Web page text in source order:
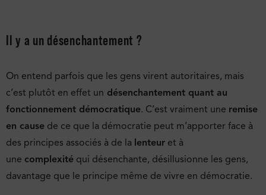
Il y a un désenchantement ?
On entend parfois que les gens virent autoritaires, mais
c’est plutôt en effet un désenchantement quant au
fonctionnement démocratique. C’est vraiment une remise
en cause de ce que la démocratie peut m’apporter face à
des principes associés à de la lenteur et à
une complexité qui désenchante, désillusionne les gens,
davantage que le principe même de vivre en démocratie.